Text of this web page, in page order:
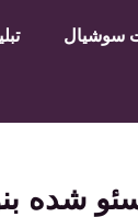
سوشیال
شده